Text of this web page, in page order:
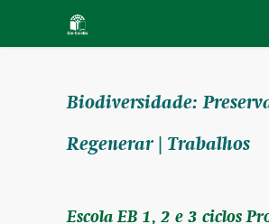
Biodiversidade:
Regenerar | Trabalhos
Escola EB 1, 2 e 3 ciclos